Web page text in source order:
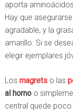
aporta
Hay que
agradable, y la
amarillo. Si se
elegir ejemplares
Los magrets o las
al horno o
central quede